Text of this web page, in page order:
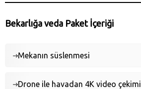
Bekarlığa veda Paket İçeriği
Mekanın süslenmesi
Drone ile havadan 4K video çekimi